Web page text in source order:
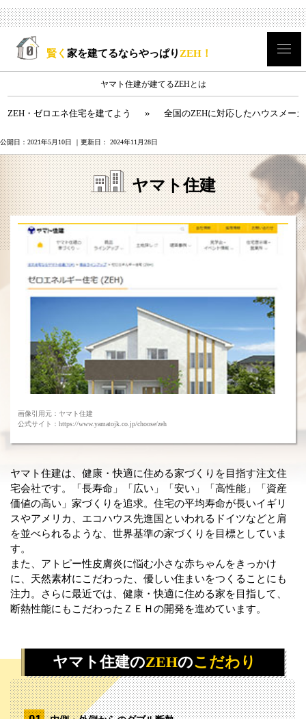
ヤマト住建が建てるZEHとは
賢く 家を建てるならやっぱり ZEH！
ZEH・ゼロエネ住宅を建てよう » 全国のZEHに対応したハウスメー
公開日： 2021年5月10日 ｜更新日： 2024年11月28日
ヤマト住建
画像引用元：ヤマト住建
公式サイト：https://www.yamatojk.co.jp/choose/zeh
ヤマト住建は、健康・快適に住める家づくりを目指す注文住
宅会社です。「長寿命」「広い」「安い」「高性能」「資産
価値の高い」家づくりを追求。住宅の平均寿命が長いイギリ
スやアメリカ、エコハウス先進国といわれるドイツなどと肩
を並べられるような、世界基準の家づくりを目標としていま
す。
また、アトピー性皮膚炎に悩む小さな赤ちゃんをきっかけ
に、天然素材にこだわった、優しい住まいをつくることにも
注力。さらに最近では、健康・快適に住める家を目指して、
断熱性能にもこだわったＺＥＨの開発を進めています。
ヤマト住建のZEHのこだわり